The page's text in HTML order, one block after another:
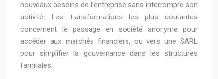
nouveaux besoins de l’entreprise sans interrompre son
activité. Les transformations les plus courantes
concernent le passage en société anonyme pour
accéder aux marchés financiers, ou vers une SARL
pour simplifier la gouvernance dans les structures
familiales.